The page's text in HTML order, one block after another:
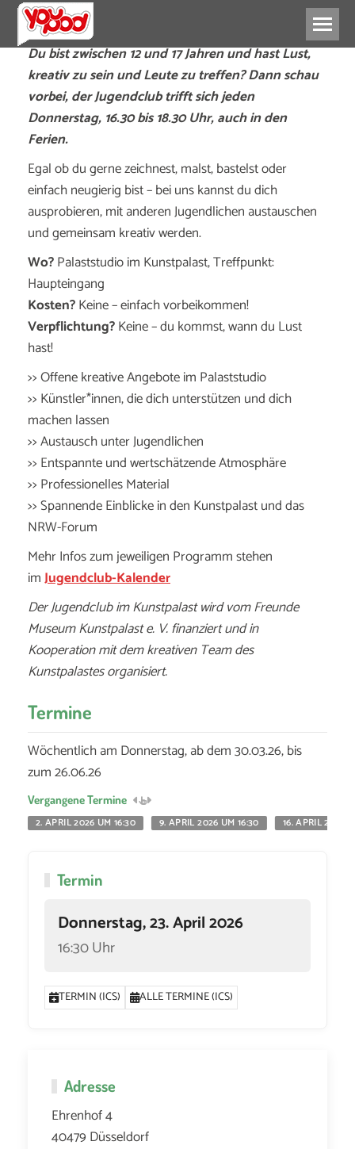
Du bist zwischen 12 und 17 Jahren und hast Lust,
kreativ zu sein und Leute zu treffen?Dann schau
vorbei, der Jugendclub trifft sich jeden
Donnerstag, 16.30 bis 18.30 Uhr, auch in den
Ferien.
Egal ob du gerne zeichnest, malst, bastelst oder
einfach neugierig bist – bei uns kannst du dich
ausprobieren, mit anderen Jugendlichen austauschen
und gemeinsam kreativ werden.
Wo?Palaststudio im Kunstpalast, Treffpunkt:
Haupteingang
Kosten?Keine – einfach vorbeikommen!
Verpflichtung?Keine – du kommst, wann du Lust
hast!
>> Offene kreative Angebote im Palaststudio
>> Künstler*innen, die dich unterstützen und dich
machen lassen
>> Austausch unter Jugendlichen
>> Entspannte und wertschätzende Atmosphäre
>> Professionelles Material
>> Spannende Einblicke in den Kunstpalast und das
NRW-Forum
Mehr Infos zum jeweiligen Programm stehen
imJugendclub-Kalender
Der Jugendclub im Kunstpalast wird vom Freunde
Museum Kunstpalast e. V. finanziert und in
Kooperation mit dem kreativen Team des
Kunstpalastes organisiert.
Termine
Wöchentlich am Donnerstag, ab dem 30.03.26, bis
zum 26.06.26
Vergangene Termine
2. APRIL 2026 UM 16:30
9. APRIL 2026 UM 16:30 16. APRIL 2026
Termin
Donnerstag, 23. April 2026
16:30 Uhr
TERMIN (ICS) ALLE TERMINE (ICS)
Adresse
Ehrenhof 4
40479 Düsseldorf